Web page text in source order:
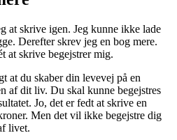
at skrive igen. Jeg kunne ikke lade
Derefter skrev jeg en bog mere.
at skrive begejstrer mig.
at du skaber din levevej på en
af dit liv. Du skal kunne begejstres
Jo, det er fedt at skrive en
Men det vil ikke begejstre dig
livet.